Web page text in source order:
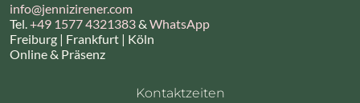
info@jennizirener.com
Tel.+49 1577 4321383& WhatsApp
Freiburg | Frankfurt | Köln
Online & Präsenz
Kontaktzeiten